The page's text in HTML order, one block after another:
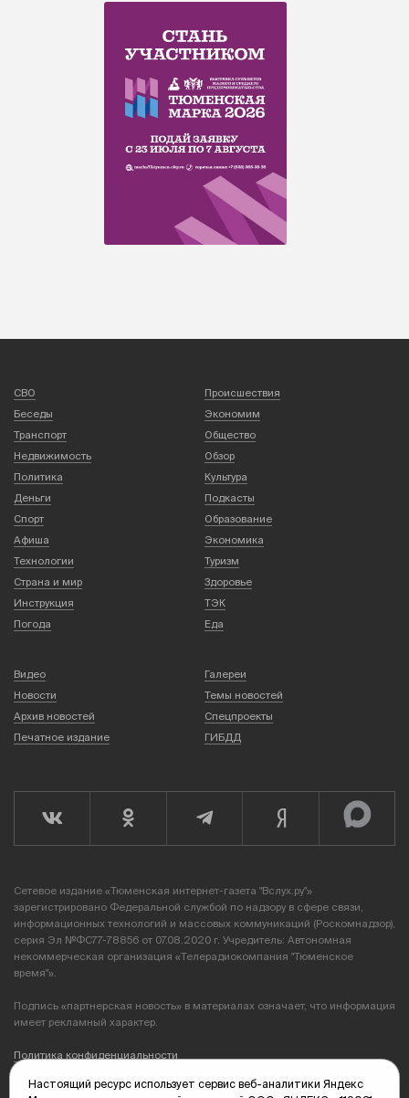
СВО
Происшествия
Беседы
Экономим
Транспорт
Общество
Недвижимость
Обзор
Политика
Культура
Деньги
Подкасты
Спорт
Образование
Афиша
Экономика
Технологии
Туризм
Страна и мир
Здоровье
Инструкция
ТЭК
Погода
Еда
Видео
Галереи
Новости
Темы новостей
Архив новостей
Спецпроекты
Печатное издание
ГИБДД
Сетевое издание «Тюменская интернет-газета "Вслух.ру"»
зарегистрировано Федеральной службой по надзору в сфере связи,
информационных технологий и массовых коммуникаций (Роскомнадзор),
серия Эл №ФС77-78856 от 07.08.2020 г. Учредитель: Автономная
некоммерческая организация «Телерадиокомпания "Тюменское
время"».
Подпись «партнерская новость» в материалах означает, что информация
имеет рекламный характер.
Политика конфиденциальности
Редакция: 625035, Тюмень, пр. Геологоразведчиков, 28А
Настоящий ресурс использует сервис веб-аналитики Яндекс